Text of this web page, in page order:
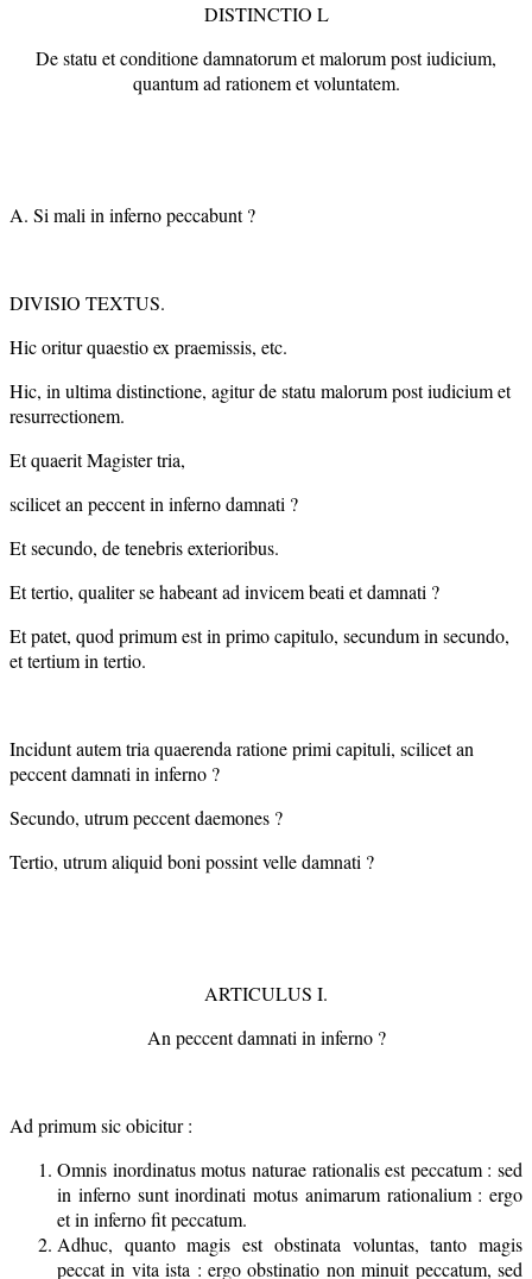
DISTINCTIO L
De statu et conditione damnatorum et malorum post iudicium,
quantum ad rationem et voluntatem.
A. Si mali in inferno peccabunt ?
DIVISIO TEXTUS.
Hic oritur quaestio ex praemissis, etc.
Hic, in ultima distinctione, agitur de statu malorum post iudicium et
resurrectionem.
Et quaerit Magister tria,
scilicet an peccent in inferno damnati ?
Et secundo, de tenebris exterioribus.
Et tertio, qualiter se habeant ad invicem beati et damnati ?
Et patet, quod primum est in primo capitulo, secundum in secundo,
et tertium in tertio.
Incidunt autem tria quaerenda ratione primi capituli, scilicet an
peccent damnati in inferno ?
Secundo, utrum peccent daemones ?
Tertio, utrum aliquid boni possint velle damnati ?
ARTICULUS I.
An peccent damnati in inferno ?
Ad primum sic obicitur :
Omnis inordinatus motus naturae rationalis est peccatum : sed
in inferno sunt inordinati motus animarum rationalium : ergo
et in inferno fit peccatum.
Adhuc, quanto magis est obstinata voluntas, tanto magis
peccat in vita ista : ergo obstinatio non minuit peccatum, sed